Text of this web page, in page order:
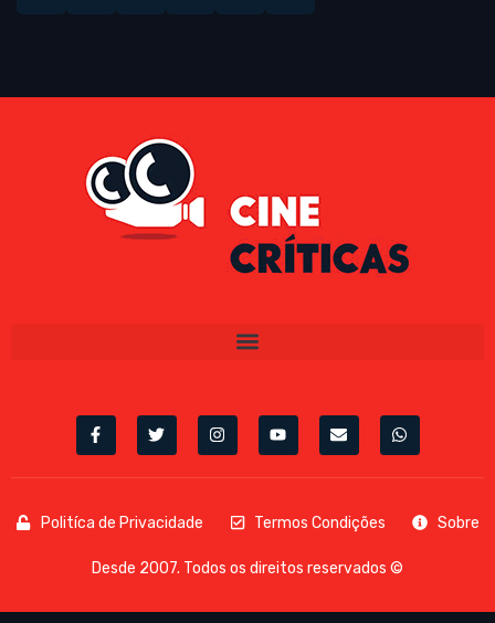
Politíca de Privacidade Termos Condições Sobre
Desde 2007. Todos os direitos reservados ©